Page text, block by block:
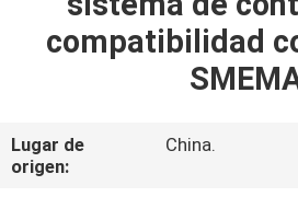
LOS
SOBRE
NOSOTROS
compatibilidad
Lugar de
origen:
China.